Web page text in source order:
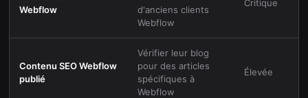
Webflow
d'anciens clients
Webflow
Critique
Contenu SEO Webflow
publié
Vérifier leur blog
pour des articles
spécifiques à
Webflow
Élevée